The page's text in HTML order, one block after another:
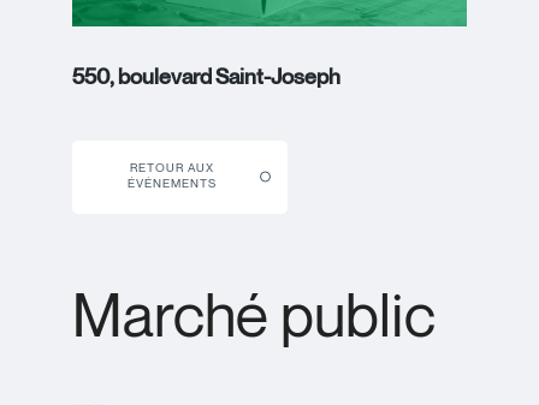
550, boulevard Saint-Joseph
RETOUR AUX
ÉVÉNEMENTS
Marché public